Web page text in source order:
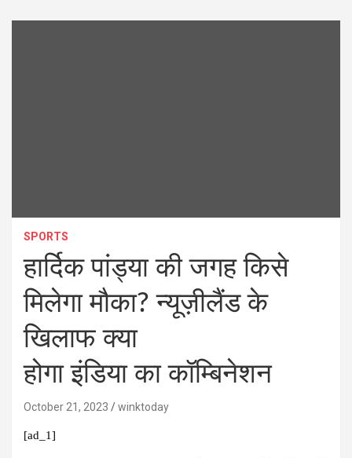
SPORTS
हार्दिक पांड्या की जगह किसे
मिलेगा मौका? न्यूज़ीलैंड के
खिलाफ क्या
होगा इंडिया का कॉम्बिनेशन
October 21, 2023 winktoday
[ad_1]